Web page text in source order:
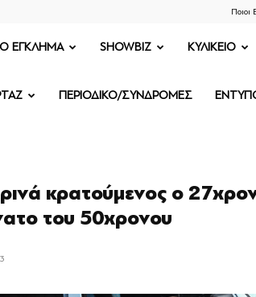
Ποιοι
ΕΓΚΛΗΜΑ SHOWBIZ ΚΥΛΙΚΕΙΟ
ΠΕΡΙΟΔΙΚΟ/ΣΥΝΔΡΟΜΕΣ
κρατούμενος ο
του 50χρονου